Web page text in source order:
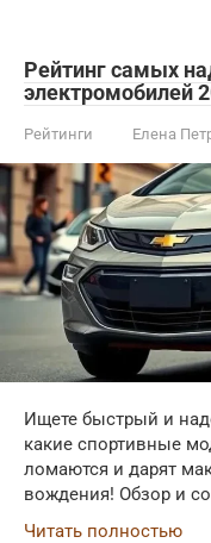
Рейтинг самых
электромобилей
Рейтинги Елена
Ищете быстрый и
какие спортивные
ломаются и дарят
вождения! Обзор и
Читать полностью